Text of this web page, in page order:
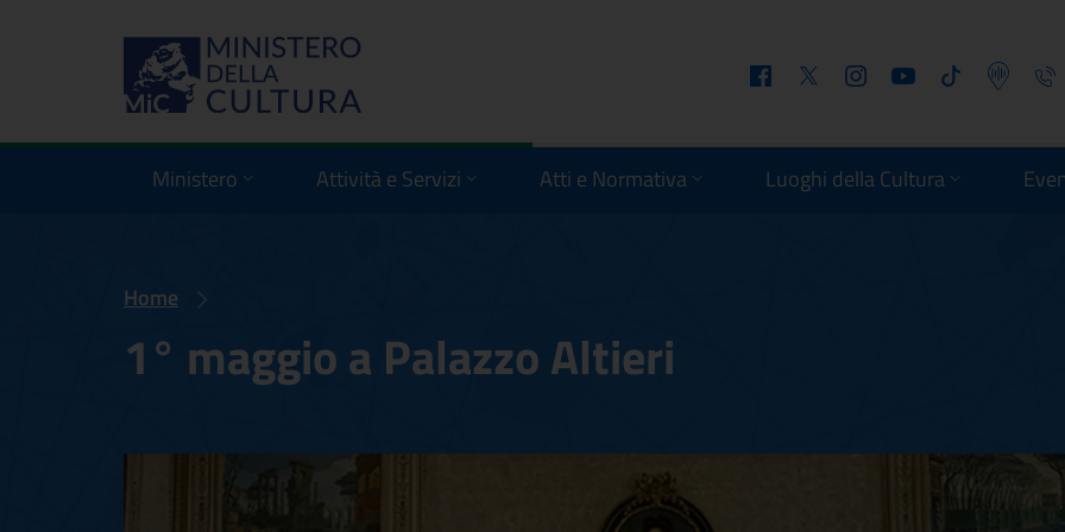
FacebookTwitter InstagramYoutube Tiktok Podcast
Ministero Attività e Servizi Atti e Normativa Luoghi della Cultura
Home
1° maggio a Palazzo Altieri
1° maggio a Palazzo Altieri